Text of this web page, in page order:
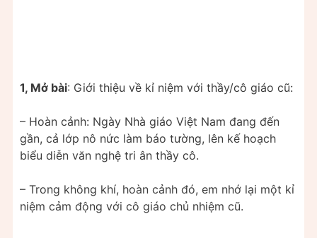
1, Mở bài: Giới thiệu về kỉ niệm với thầy/cô giáo cũ:
– Hoàn cảnh: Ngày Nhà giáo Việt Nam đang đến
gần, cả lớp nô nức làm báo tường, lên kế hoạch
biểu diễn văn nghệ tri ân thầy cô.
– Trong không khí, hoàn cảnh đó, em nhớ lại một kỉ
niệm cảm động với cô giáo chủ nhiệm cũ.